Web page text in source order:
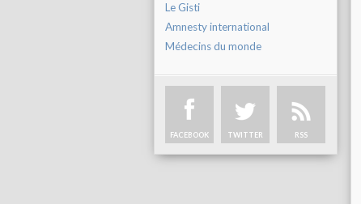
Le Gisti
Amnesty international
Médecins du monde
FACEBOOK TWITTER RSS